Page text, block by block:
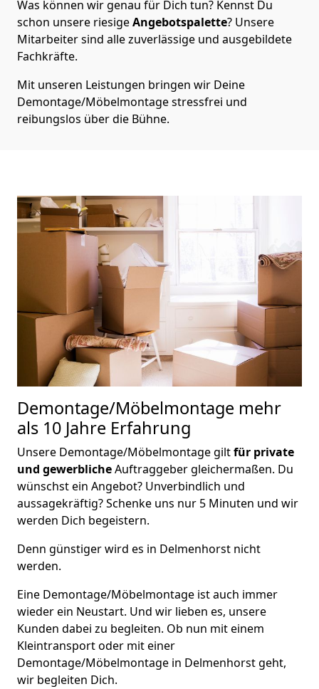
Was können wir genau für Dich tun? Kennst Du
schon unsere riesigeAngebotspalette? Unsere
Mitarbeiter sind alle zuverlässige und ausgebildete
Fachkräfte.
Mit unseren Leistungen bringen wir Deine
Demontage/Möbelmontage stressfrei und
reibungslos über die Bühne.
Demontage/Möbelmontage mehr
als 10 Jahre Erfahrung
Unsere Demontage/Möbelmontage giltfür private
und gewerblicheAuftraggeber gleichermaßen. Du
wünschst ein Angebot? Unverbindlich und
aussagekräftig? Schenke uns nur 5 Minuten und wir
werden Dich begeistern.
Denn günstiger wird es in Delmenhorst nicht
werden.
Eine Demontage/Möbelmontage ist auch immer
wieder ein Neustart. Und wir lieben es, unsere
Kunden dabei zu begleiten. Ob nun mit einem
Kleintransport oder mit einer
Demontage/Möbelmontage in Delmenhorst geht,
wir begleiten Dich.